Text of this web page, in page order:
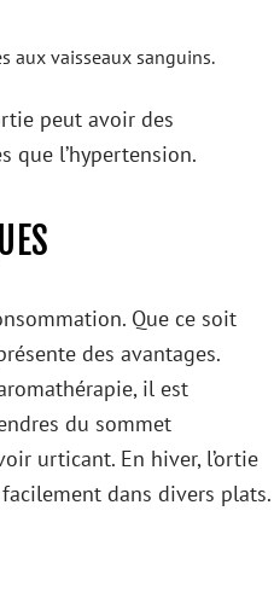
aux vaisseaux sanguins.
peut avoir des
que l’hypertension.
Que ce soit
des avantages.
il est
du sommet
urticant. En hiver, l’ortie
dans divers plats.